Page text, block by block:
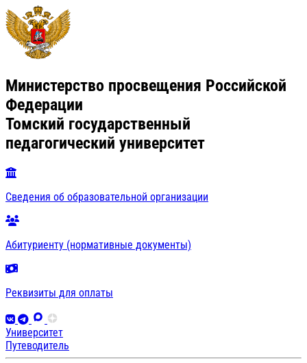
Министерство просвещения Российской
Федерации
Томский государственный
педагогический университет
Сведения об образовательной организации
Абитуриенту (нормативные документы)
Реквизиты для оплаты
Университет
Путеводитель